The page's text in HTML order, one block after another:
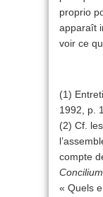
proprio
apparaît
voir ce
(1)
1992, p.
(2) Cf.
compte
« Quels